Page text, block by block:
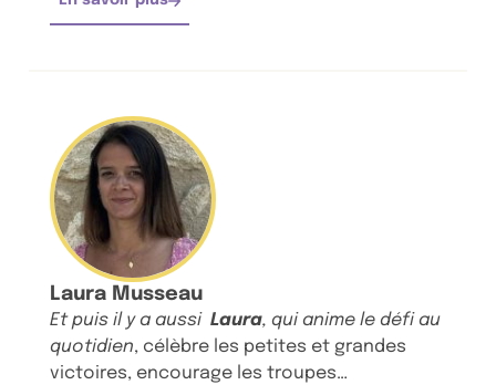
Laura Musseau
Et puis il y a aussiLaura, qui anime le défi au
quotidien, célèbre les petites et grandes
victoires, encourage les troupes…